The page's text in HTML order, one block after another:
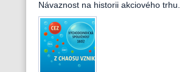
Návaznost na historii akciového trhu.